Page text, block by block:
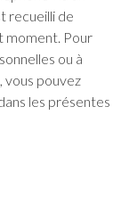
recueilli de
moment. Pour
ou à
vous pouvez
les présentes